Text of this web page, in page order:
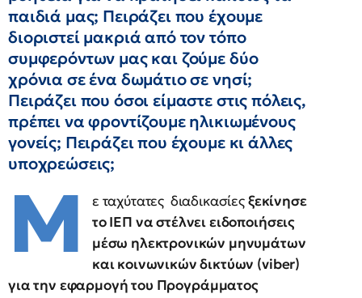
παιδιά μας; Πειράζει που έχουμε
διοριστεί μακριά από τον τόπο
συμφερόντων μας και ζούμε δύο
χρόνια σε ένα δωμάτιο σε νησί;
Πειράζει που όσοι είμαστε στις πόλεις,
πρέπει να φροντίζουμε ηλικιωμένους
γονείς; Πειράζει που έχουμε κι άλλες
υποχρεώσεις;
Μ ε ταχύτατες διαδικασίεςξεκίνησε
το ΙΕΠ να στέλνει ειδοποιήσεις
μέσω ηλεκτρονικών μηνυμάτων
και κοινωνικών δικτύων (viber)
για την εφαρμογή του Προγράμματος